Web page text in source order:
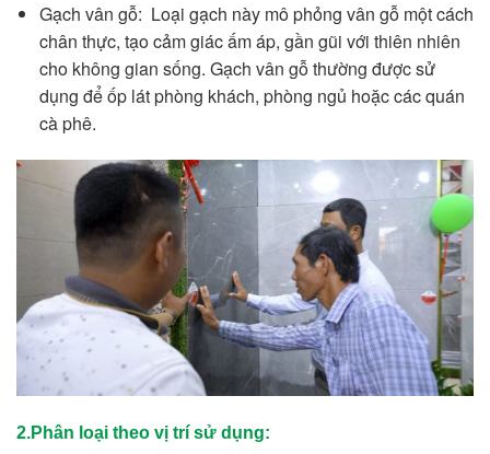
Gạch vân gỗ: Loại gạch này mô phỏng vân gỗ một cách
chân thực, tạo cảm giác ấm áp, gần gũi với thiên nhiên
cho không gian sống. Gạch vân gỗ thường được sử
dụng để ốp lát phòng khách, phòng ngủ hoặc các quán
cà phê.
2.Phân loại theo vị trí sử dụng: